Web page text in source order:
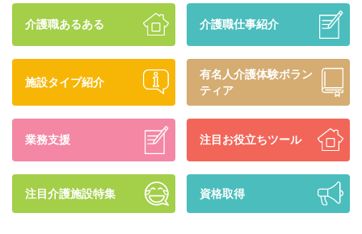
介護職あるある 介護職仕事紹介
施設タイプ紹介
有名人介護体験ボラン
ティア
業務支援 注目お役立ちツール
注目介護施設特集 資格取得